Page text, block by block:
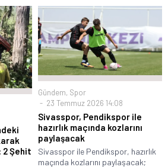
2 Şehit
Gündem, Spor
23 Temmuz 2026 14:08
Sivasspor, Pendikspor ile
hazırlık maçında kozlarını
paylaşacak
Sivasspor ile Pendikspor, hazırlık
maçında kozlarını paylaşacak;